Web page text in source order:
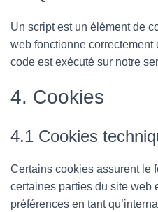
Un script est un élément de
web fonctionne
code est exécuté sur notre
4. Cookies
4.1 Cookies
Certains cookies assurent le
certaines parties du site web
préférences en tant